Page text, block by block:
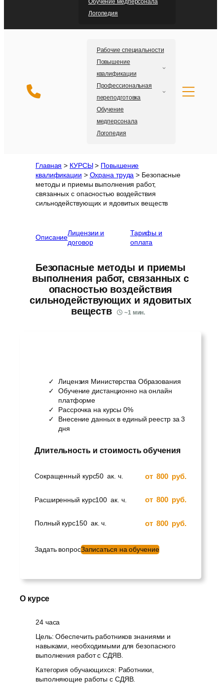
Логопедия
Рабочие специальности
Повышение
квалификации
Профессиональная
переподготовка
Обучение
медперсонала
Логопедия
Главная > КУРСЫ> Повышение
квалификации > Охрана труда > Безопасные
методы и приемы выполнения работ,
связанных с опасностью воздействия
сильнодействующих и ядовитых веществ
Описание
Лицензии и
договор
Тарифы и
оплата
Безопасные методы и приемы
выполнения работ, связанных с
опасностью воздействия
сильнодействующих и ядовитых
веществ
~1мин.
Лицензия Министерства Образования
Обучение дистанционно на онлайн
платформе
Рассрочка на курсы 0%
Внесение данных в единый реестр за 3
дня
Длительность и стоимость обучения
Сокращенный курс50 ак. ч. от 800 руб.
Расширенный курс100 ак. ч. от 800 руб.
Полный курс150 ак. ч. от 800 руб.
Задать вопросЗаписаться на обучение
О курсе
24 часа
Цель: Обеспечить работников знаниями и
навыками, необходимыми для безопасного
выполнения работ с СДЯВ.
Категория обучающихся: Работники,
выполняющие работы с СДЯВ.